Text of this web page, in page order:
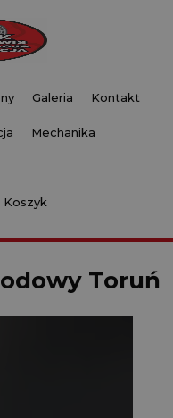
Galeria Kontakt
Mechanika
Koszyk
Toruń